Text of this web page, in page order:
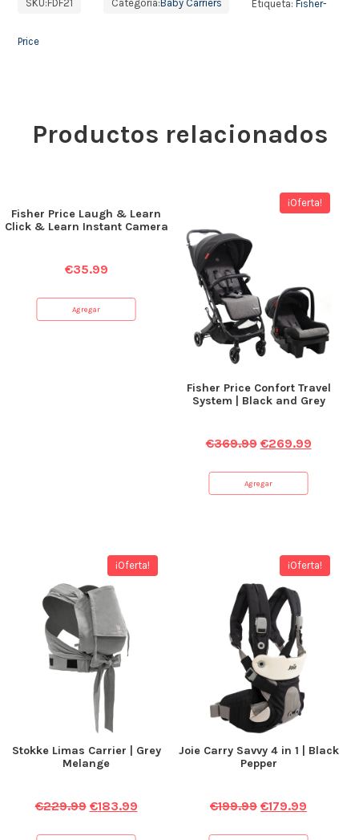
SKU:FDF21 Categoría:Baby Carriers Etiqueta:Fisher-
Price
Productos relacionados
Fisher Price Laugh & Learn
Click & Learn Instant Camera
€35.99
Agregar
¡Oferta!
Fisher Price Confort Travel
System | Black and Grey
€369.99 €269.99
Agregar
¡Oferta!
Stokke Limas Carrier | Grey
Melange
€229.99 €183.99
¡Oferta!
Joie Carry Savvy 4 in 1 | Black
Pepper
€199.99 €179.99